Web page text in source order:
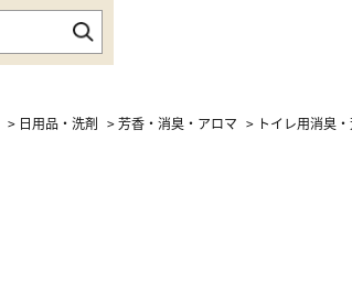
> 日用品・洗剤 >芳香・消臭・アロマ > トイレ用消臭